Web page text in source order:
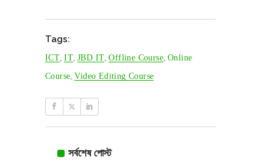
Tags:
ICT, IT, JBD IT, Offline Course, Online
Course, Video Editing Course
সর্বশেষ পোস্ট